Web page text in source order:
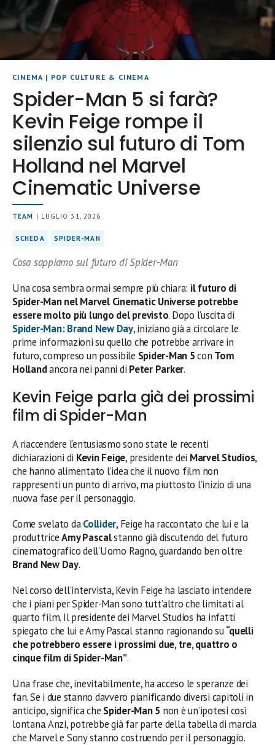
CINEMA | POP CULTURE & CINEMA
Spider-Man 5 si farà?
Kevin Feige rompe il
silenzio sul futuro di Tom
Holland nel Marvel
Cinematic Universe
TEAM | LUGLIO 31, 2026
SCHEDA SPIDER-MAN
Cosa sappiamo sul futuro di Spider-Man
Una cosa sembra ormai sempre più chiara: il futuro di
Spider-Man nel Marvel Cinematic Universe potrebbe
essere molto più lungo del previsto. Dopo l’uscita di
Spider-Man: Brand New Day, iniziano già a circolare le
prime informazioni su quello che potrebbe arrivare in
futuro, compreso un possibile Spider-Man 5con Tom
Hollandancora nei panni di Peter Parker.
Kevin Feige parla già dei prossimi
film di Spider-Man
A riaccendere l’entusiasmo sono state le recenti
dichiarazioni di Kevin Feige, presidente dei Marvel Studios,
che hanno alimentato l’idea che il nuovo film non
rappresenti un punto di arrivo, ma piuttosto l’inizio di una
nuova fase per il personaggio.
Come svelato daCollider, Feige ha raccontato che lui e la
produttriceAmy Pascalstanno già discutendo del futuro
cinematografico dell’Uomo Ragno, guardando ben oltre
Brand New Day.
Nel corso dell’intervista, Kevin Feige ha lasciato intendere
che i piani per Spider-Man sono tutt’altro che limitati al
quarto film. Il presidente dei Marvel Studios ha infatti
spiegato che lui e Amy Pascal stanno ragionando su“quelli
che potrebbero essere i prossimi due, tre, quattro o
cinque film di Spider-Man”.
Una frase che, inevitabilmente, ha acceso le speranze dei
fan. Se i due stanno davvero pianificando diversi capitoli in
anticipo, significa che Spider-Man 5 non è un’ipotesi così
lontana. Anzi, potrebbe già far parte della tabella di marcia
che Marvel e Sony stanno costruendo per il personaggio.